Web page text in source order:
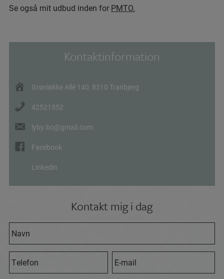
Se også mit udbud inden for PMTO.
Kontaktinformation
Grønløkke Allé 140, 8310 Tranbjerg
42521552
lyby.bo@gmail.com
Facebook
Linkedin
Kontakt mig i dag